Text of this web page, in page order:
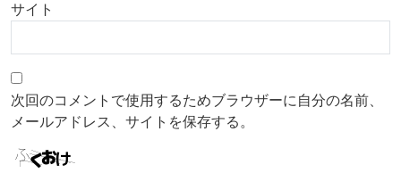
サイト
次回のコメントで使用するためブラウザーに自分の名前、
メールアドレス、サイトを保存する。